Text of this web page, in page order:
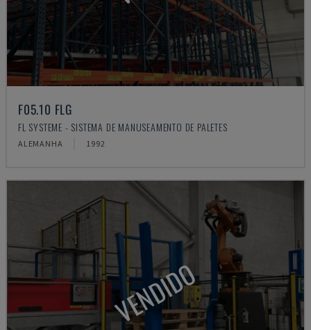
F05.10 FLG
FL SYSTEME - SISTEMA DE MANUSEAMENTO DE PALETES
ALEMANHA 1992
VENDIDO